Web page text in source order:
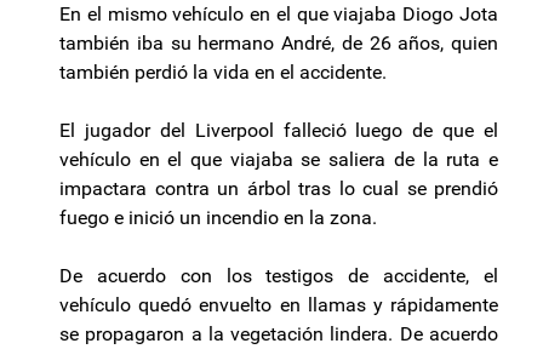
En el mismo vehículo en el que viajaba Diogo Jota
también iba su hermano André, de 26 años, quien
también perdió la vida en el accidente.
El jugador del Liverpool falleció luego de que el
vehículo en el que viajaba se saliera de la ruta e
impactara contra un árbol tras lo cual se prendió
fuego e inició un incendio en la zona.
De acuerdo con los testigos de accidente, el
vehículo quedó envuelto en llamas y rápidamente
se propagaron a la vegetación lindera. De acuerdo